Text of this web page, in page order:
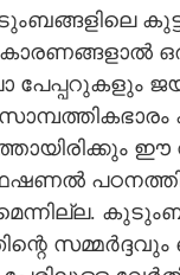
പേപ്പറുകളും
ഈ